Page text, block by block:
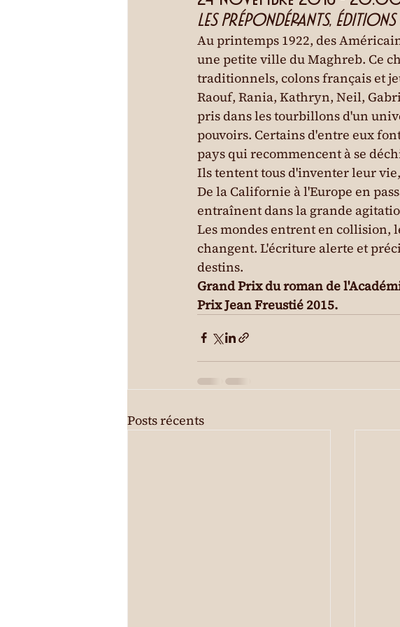
Les Prépondérants,
Au printemps 1922, des
une petite ville du Maghreb. Ce
traditionnels, colons français et
Raouf, Rania, Kathryn, Neil,
pris dans les tourbillons d'un
pouvoirs. Certains d'entre eux
pays qui recommencent à se
Ils tentent tous d'inventer leur
De la Californie à l'Europe en
entraînent dans la grande
Les mondes entrent en collision,
changent. L'écriture alerte et
destins.
Grand Prix du roman de
Prix Jean Freustié 2015.
Posts récents